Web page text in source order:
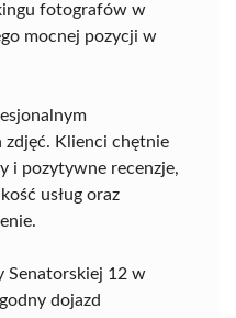
fotografów w
mocnej pozycji w
Klienci chętnie
i pozytywne recenzje,
usług oraz
Senatorskiej 12 w
dojazd